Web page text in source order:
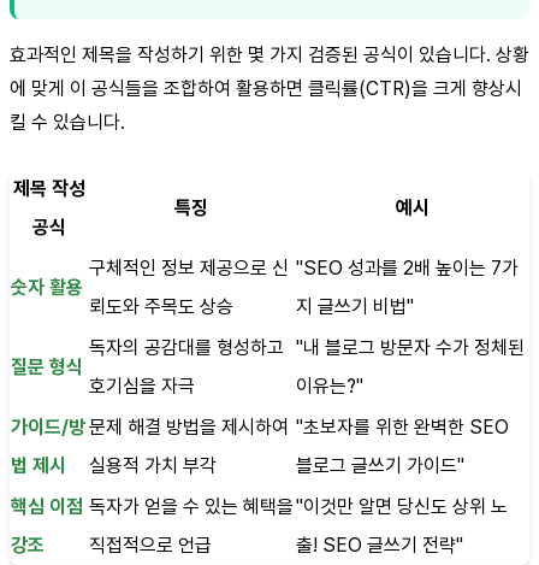
효과적인 제목을 작성하기 위한 몇 가지 검증된 공식이 있습니다. 상황
에 맞게 이 공식들을 조합하여 활용하면 클릭률(CTR)을 크게 향상시
킬 수 있습니다.
제목 작성
공식
특징 예시
숫자 활용
구체적인 정보 제공으로 신
뢰도와 주목도 상승
"SEO 성과를 2배 높이는 7가
지 글쓰기 비법"
질문 형식
독자의 공감대를 형성하고
호기심을 자극
"내 블로그 방문자 수가 정체된
이유는?"
가이드/방
법 제시
문제 해결 방법을 제시하여
실용적 가치 부각
"초보자를 위한 완벽한 SEO
블로그 글쓰기 가이드"
핵심 이점
강조
독자가 얻을 수 있는 혜택을
직접적으로 언급
"이것만 알면 당신도 상위 노
출! SEO 글쓰기 전략"